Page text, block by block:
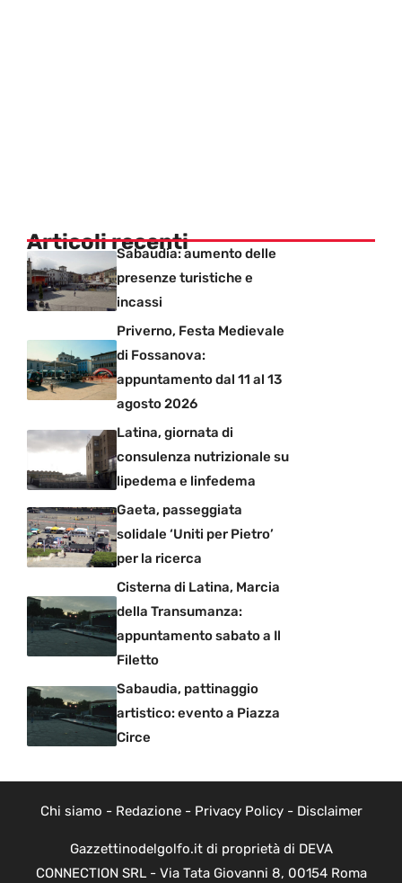
Articoli recentiSabaudia: aumento delle
presenze turistiche e
incassi
Priverno, Festa Medievale
di Fossanova:
appuntamento dal 11 al 13
agosto 2026
Latina, giornata di
consulenza nutrizionale su
lipedema e linfedema
Gaeta, passeggiata
solidale ‘Uniti per Pietro’
per la ricerca
Cisterna di Latina, Marcia
della Transumanza:
appuntamento sabato a Il
Filetto
Sabaudia, pattinaggio
artistico: evento a Piazza
Circe
Chi siamo - Redazione- Privacy Policy- Disclaimer
Gazzettinodelgolfo.it di proprietà di DEVA
CONNECTION SRL - Via Tata Giovanni 8, 00154 Roma